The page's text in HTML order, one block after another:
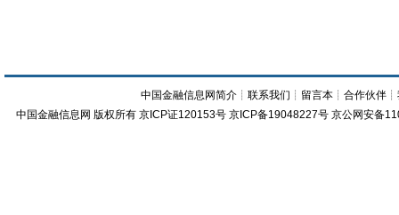
中国金融信息网简介 ┊联系我们 ┊ 留言本 ┊合作伙伴 ┊
中国金融信息网 版权所有 京ICP证120153号 京ICP备19048227号 京公网安备